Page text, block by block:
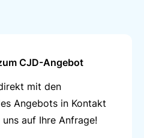
die 39-Stunden-Woche.
sich wie folgt:
CJD-Angebot
mit den
Angebots in Kontakt
auf Ihre Anfrage!